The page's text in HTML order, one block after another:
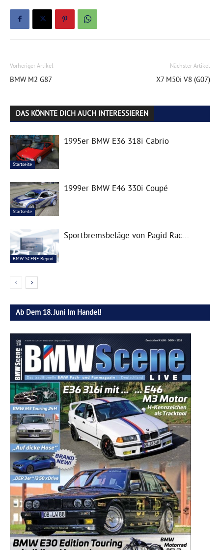
Vorheriger Artikel
BMW M2 G87
Nächster Artikel
X7 M50i V8 (G07)
DAS KÖNNTE DICH AUCH INTERESSIEREN
Startseite
1995er BMW E36 318i Cabrio
Startseite
1999er BMW E46 330i Coupé
BMW SCENE Report
Sportbremsbeläge von Pagid Rac...
Ab Dem 18. Juni Im Handel!